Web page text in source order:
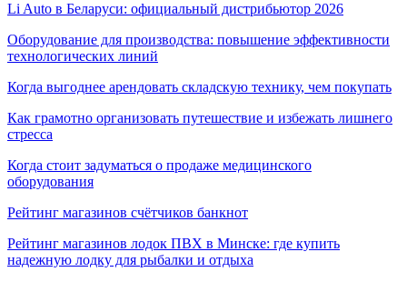
Li Auto в Беларуси: официальный дистрибьютор 2026
Оборудование для производства: повышение эффективности
технологических линий
Когда выгоднее арендовать складскую технику, чем покупать
Как грамотно организовать путешествие и избежать лишнего
стресса
Когда стоит задуматься о продаже медицинского
оборудования
Рейтинг магазинов счётчиков банкнот
Рейтинг магазинов лодок ПВХ в Минске: где купить
надежную лодку для рыбалки и отдыха